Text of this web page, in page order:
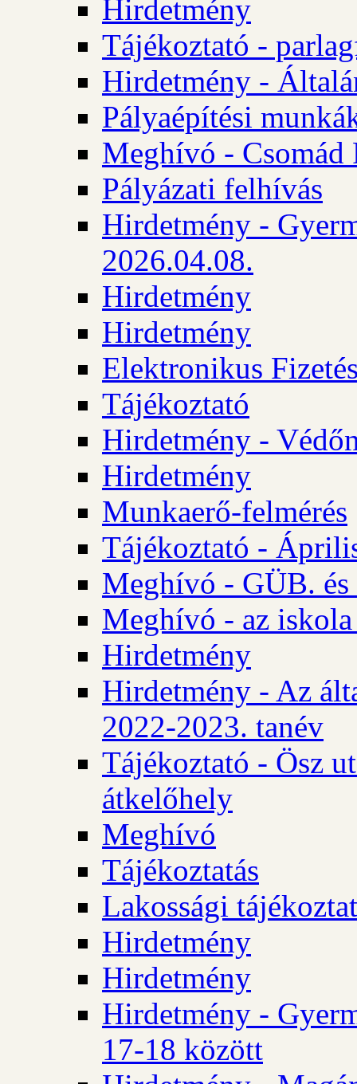
Hirdetmény
Tájékoztató -
Hirdetmény -
Pályaépítési
Meghívó - Csomád
Pályázati felhívás
Hirdetmény -
2026.04.08.
Hirdetmény
Hirdetmény
Elektronikus
Tájékoztató
Hirdetmény -
Hirdetmény
Munkaerő-felmérés
Tájékoztató -
Meghívó - GÜB.
Meghívó - az iskola
Hirdetmény
Hirdetmény - Az
2022-2023. tanév
Tájékoztató - Ösz
átkelőhely
Meghívó
Tájékoztatás
Lakossági
Hirdetmény
Hirdetmény
Hirdetmény -
17-18 között